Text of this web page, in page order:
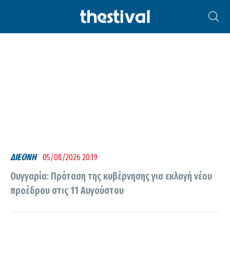
ΟΥΓΓΑΡΊΑ
ΔΙΕΘΝΗ 05/08/2026 20:19
Ουγγαρία: Πρόταση της κυβέρνησης για εκλογή νέου
προέδρου στις 11 Αυγούστου